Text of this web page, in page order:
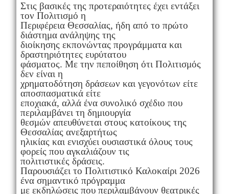
Στις βασικές της προτεραιότητες έχει εντάξει
τον Πολιτισμό η
Περιφέρεια Θεσσαλίας, ήδη από το πρώτο
διάστημα ανάληψης της
διοίκησης εκπονώντας προγράμματα και
δραστηριότητες ευρύτατου
φάσματος. Με την πεποίθηση ότι Πολιτισμός
δεν είναι η
χρηματοδότηση δράσεων και γεγονότων είτε
αποσπασματικά είτε
εποχιακά, αλλά ένα συνολικό σχέδιο που
περιλαμβάνει τη δημιουργία
θεσμών απευθύνεται στους κατοίκους της
Θεσσαλίας ανεξαρτήτως
ηλικίας και ενισχύει ουσιαστικά όλους τους
φορείς που αγκαλιάζουν τις
πολιτιστικές δράσεις.
Παρουσιάζει το Πολιτιστικό Καλοκαίρι 2026
ένα σημαντικό πρόγραμμα
με εκδηλώσεις που περιλαμβάνουν θεατρικές